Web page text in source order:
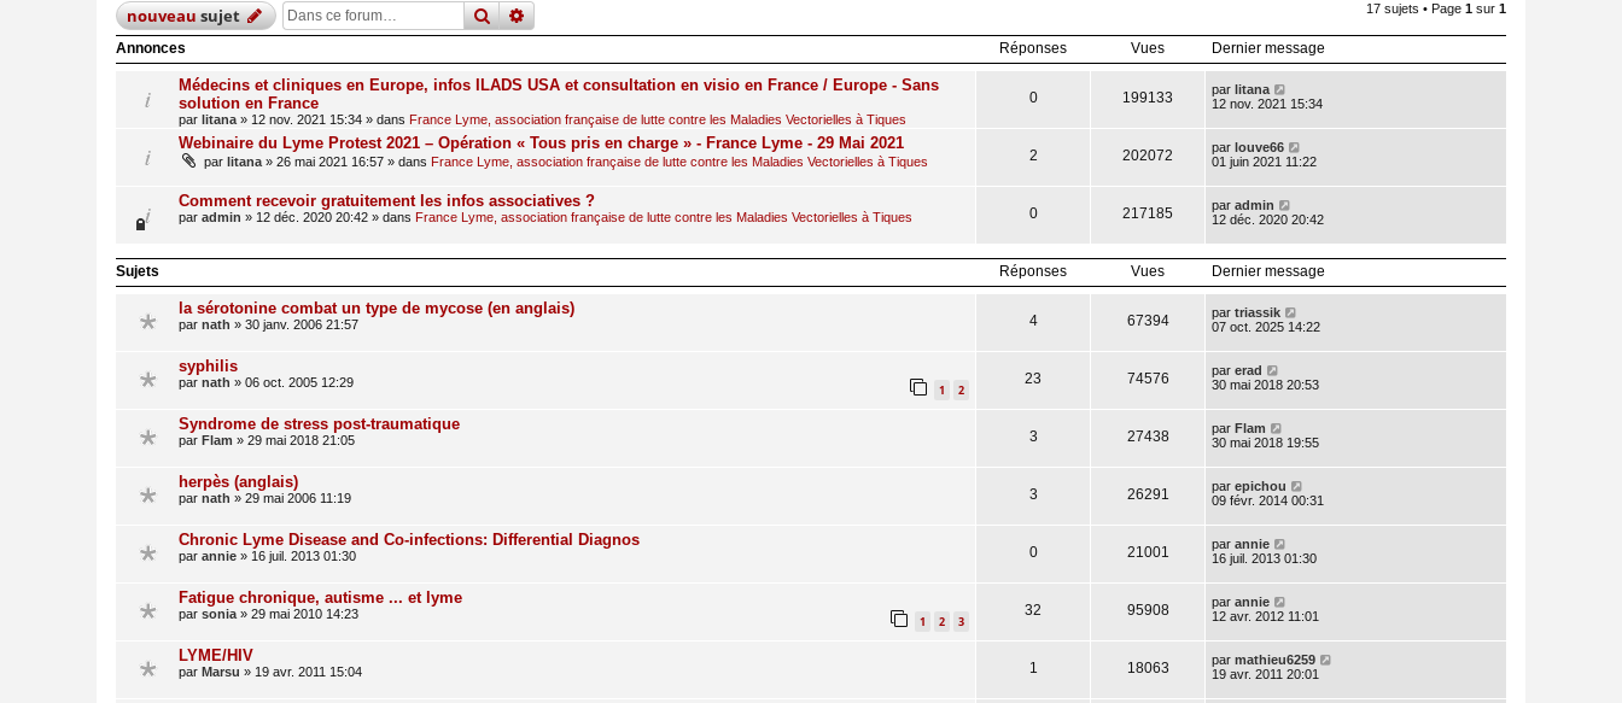
nouveausujet rechercher
recherche 17 sujets • Page 1 sur 1
Annonces Réponses Vues Dernier message
Médecins et cliniques en Europe, infos ILADS USA et consultation en visio en France / Europe - Sans
solution en France
par litana » 12 nov. 2021 15:34 » dans France Lyme, association française de lutte contre les Maladies Vectorielles à Tiques
0 199133 par litana
12 nov. 2021 15:34
Webinaire du Lyme Protest 2021 – Opération « Tous pris en charge » - France Lyme - 29 Mai 2021
par litana » 26 mai 2021 16:57 » dans France Lyme, association française de lutte contre les Maladies Vectorielles à Tiques 2 202072 par louve66
01 juin 2021 11:22
Comment recevoir gratuitement les infos associatives ?
par admin » 12 déc. 2020 20:42 » dans France Lyme, association française de lutte contre les Maladies Vectorielles à Tiques 0 217185 par admin
12 déc. 2020 20:42
Sujets Réponses Vues Dernier message
la sérotonine combat un type de mycose (en anglais)
par nath » 30 janv. 2006 21:57 4 67394 par triassik
07 oct. 2025 14:22
syphilis
par nath » 06 oct. 2005 12:29 1 2
23 74576 par erad
30 mai 2018 20:53
Syndrome de stress post-traumatique
par Flam » 29 mai 2018 21:05 3 27438 par Flam
30 mai 2018 19:55
herpès (anglais)
par nath » 29 mai 2006 11:19 3 26291 par epichou
09 févr. 2014 00:31
Chronic Lyme Disease and Co-infections: Differential Diagnos
par annie » 16 juil. 2013 01:30 0 21001 par annie
16 juil. 2013 01:30
Fatigue chronique, autisme ... et lyme
par sonia » 29 mai 2010 14:23 1 2 3
32 95908 par annie
12 avr. 2012 11:01
LYME/HIV
par Marsu » 19 avr. 2011 15:04 1 18063 par mathieu6259
19 avr. 2011 20:01